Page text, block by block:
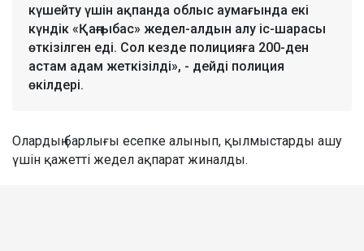
күшейту үшін ақпанда облыс аумағында екі
күндік «Қаңғыбас» жедел-алдын алу іс-шарасы
өткізілген еді. Сол кезде полицияға 200-ден
астам адам жеткізілді», - дейді полиция
өкілдері.
Олардың барлығы есепке алынып, қылмыстарды ашу
үшін қажетті жедел ақпарат жиналды.